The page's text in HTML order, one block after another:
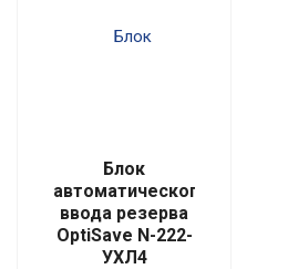
Блок
автоматического
ввода резерва
OptiSave N-222-
УХЛ4